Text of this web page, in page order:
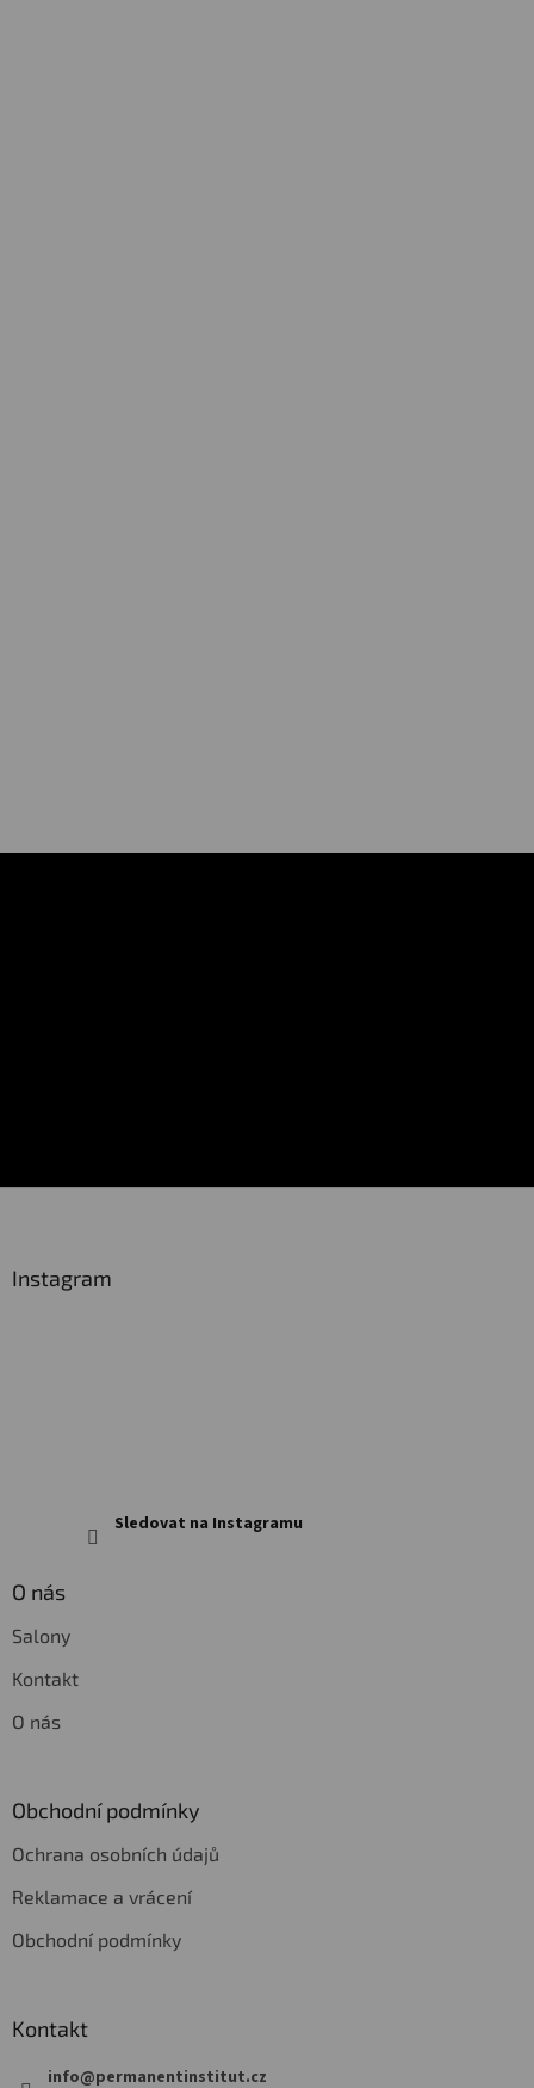
Instagram
Sledovat na Instagramu
O nás
Salony
Kontakt
O nás
Obchodní podmínky
Ochrana osobních údajů
Reklamace a vrácení
Obchodní podmínky
Kontakt
info@permanentinstitut.cz